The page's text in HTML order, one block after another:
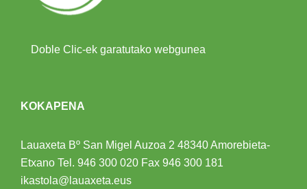
Doble Clic-ek garatutako webgunea
KOKAPENA
Lauaxeta Bº San Migel Auzoa 2 48340 Amorebieta-
Etxano Tel. 946 300 020 Fax 946 300 181
ikastola@lauaxeta.eus